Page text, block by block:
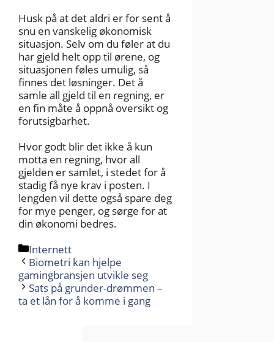
Husk på at det aldri er for sent å
snu en vanskelig økonomisk
situasjon. Selv om du føler at du
har gjeld helt opp til ørene, og
situasjonen føles umulig, så
finnes det løsninger. Det å
samle all gjeld til en regning, er
en fin måte å oppnå oversikt og
forutsigbarhet.
Hvor godt blir det ikke å kun
motta en regning, hvor all
gjelden er samlet, i stedet for å
stadig få nye krav i posten. I
lengden vil dette også spare deg
for mye penger, og sørge for at
din økonomi bedres.
Kategorier
Internett
Biometri kan hjelpe
gamingbransjen utvikle seg
Sats på grunder-drømmen –
ta et lån for å komme i gang